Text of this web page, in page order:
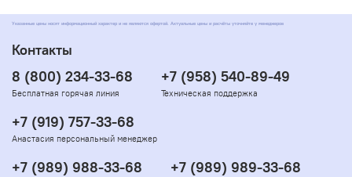
Указанные цены носят информационный характер и не являются офертой. Актуальные цены и расчёты уточняйте у менеджеров
Контакты
8 (800) 234-33-68
Бесплатная горячая линия
+7 (958) 540-89-49
Техническая поддержка
+7 (919) 757-33-68
Анастасия персональный менеджер
+7 (989) 988-33-68 +7 (989) 989-33-68